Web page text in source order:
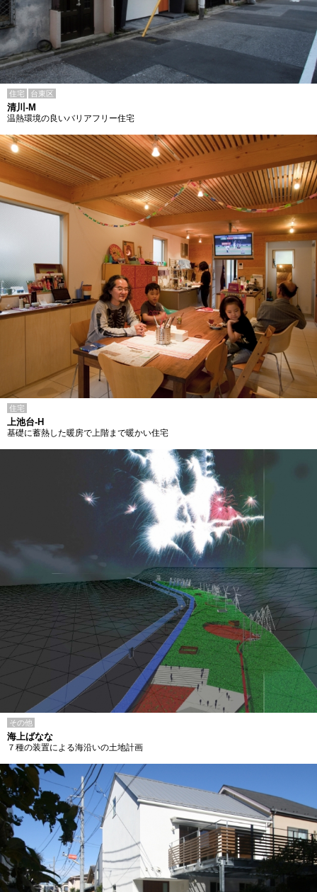
住宅 台東区
清川-M
温熱環境の良いバリアフリー住宅
住宅
上池台-H
基礎に蓄熱した暖房で上階まで暖かい住宅
その他
海上ばなな
７種の装置による海沿いの土地計画